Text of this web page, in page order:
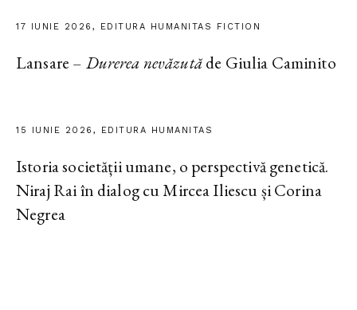
17 IUNIE 2026, EDITURA HUMANITAS FICTION
Lansare – Durerea nevăzutăde Giulia Caminito
15 IUNIE 2026, EDITURA HUMANITAS
Istoria societății umane, o perspectivă genetică.
Niraj Rai în dialog cu Mircea Iliescu și Corina
Negrea